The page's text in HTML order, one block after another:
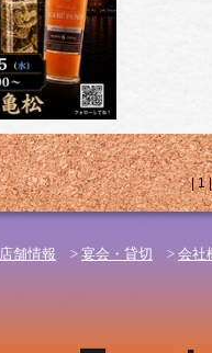
| 1
店舗情報 > 宴会・貸切 > 会社